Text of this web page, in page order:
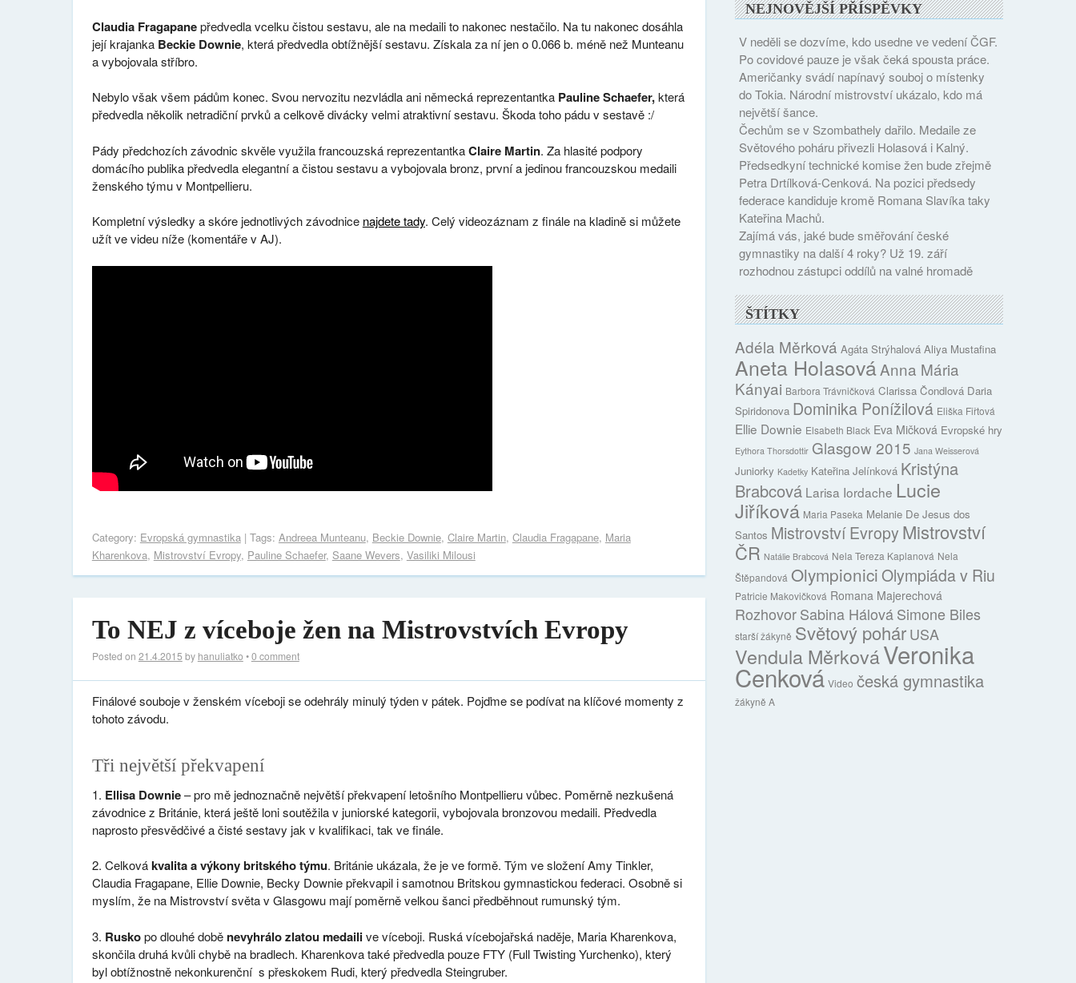
Claudia Fragapanepředvedla vcelku čistou sestavu, ale na medaili to nakonec nestačilo. Na tu nakonec dosáhla
její krajanka Beckie Downie, která předvedla obtížnější sestavu. Získala za ní jen o 0.066 b. méně než Munteanu
a vybojovala stříbro.
Nebylo však všem pádům konec. Svou nervozitu nezvládla ani německá reprezentantka Pauline Schaefer,která
předvedla několik netradiční prvků a celkově divácky velmi atraktivní sestavu. Škoda toho pádu v sestavě :/
Pády předchozích závodnic skvěle využila francouzská reprezentantkaClaire Martin. Za hlasité podpory
domácího publika předvedla elegantní a čistou sestavu a vybojovala bronz, první a jedinou francouzskou medaili
ženského týmu v Montpellieru.
Kompletní výsledky a skóre jednotlivých závodnice najdete tady. Celý videozáznam z finále na kladině si můžete
užít ve videu níže (komentáře v AJ).
Category: Evropská gymnastika| Tags: Andreea Munteanu, Beckie Downie, Claire Martin, Claudia Fragapane, Maria
Kharenkova, Mistrovství Evropy, Pauline Schaefer, Saane Wevers, Vasiliki Milousi
To NEJ z víceboje žen na Mistrovstvích Evropy
Posted on 21.4.2015 by hanuliatko •0 comment
Finálové souboje v ženském víceboji se odehrály minulý týden v pátek. Pojďme se podívat na klíčové momenty z
tohoto závodu.
Tři největší překvapení
1. Ellisa Downie– pro mě jednoznačně největší překvapení letošního Montpellieru vůbec. Poměrně nezkušená
závodnice z Británie, která ještě loni soutěžila v juniorské kategorii, vybojovala bronzovou medaili. Předvedla
naprosto přesvědčivé a čisté sestavy jak v kvalifikaci, tak ve finále.
2. Celkovákvalita a výkony britského týmu. Británie ukázala, že je ve formě. Tým ve složení Amy Tinkler,
Claudia Fragapane, Ellie Downie, Becky Downie překvapil i samotnou Britskou gymnastickou federaci. Osobně si
myslím, že na Mistrovství světa v Glasgowu mají poměrně velkou šanci předběhnout rumunský tým.
3. Ruskopo dlouhé doběnevyhrálo zlatoumedailive víceboji. Ruská vícebojařská naděje, Maria Kharenkova,
skončila druhá kvůli chybě na bradlech. Kharenkova také předvedla pouze FTY (Full Twisting Yurchenko), který
byl obtížnostně nekonkurenční s přeskokem Rudi, který předvedla Steingruber.
NEJNOVĚJŠÍ PŘÍSPĚVKY
V neděli se dozvíme, kdo usedne ve vedení ČGF.
Po covidové pauze je však čeká spousta práce.
Američanky svádí napínavý souboj o místenky
do Tokia. Národní mistrovství ukázalo, kdo má
největší šance.
Čechům se v Szombathely dařilo. Medaile ze
Světového poháru přivezli Holasová i Kalný.
Předsedkyní technické komise žen bude zřejmě
Petra Drtílková-Cenková. Na pozici předsedy
federace kandiduje kromě Romana Slavíka taky
Kateřina Machů.
Zajímá vás, jaké bude směřování české
gymnastiky na další 4 roky? Už 19. září
rozhodnou zástupci oddílů na valné hromadě
ŠTÍTKY
Adéla Měrková Agáta Strýhalová Aliya Mustafina
Aneta HolasováAnna Mária
Kányai Barbora Trávničková Clarissa Čondlová Daria
Spiridonova Dominika Ponížilová Eliška Fiřtová
Ellie Downie Elsabeth Black Eva Mičková Evropské hry
Eythora Thorsdottir Glasgow 2015 Jana Weisserová
Juniorky Kadetky Kateřina Jelínková Kristýna
Brabcová Larisa Iordache Lucie
Jiříková Maria Paseka Melanie De Jesus dos
Santos Mistrovství Evropy Mistrovství
ČR Natálie Brabcová Nela Tereza Kaplanová Nela
Štěpandová OlympioniciOlympiáda v Riu
Patricie Makovičková Romana Majerechová
RozhovorSabina HálováSimone Biles
starší žákyně Světový pohárUSA
Vendula MěrkováVeronika
Cenková Video česká gymnastika
žákyně A